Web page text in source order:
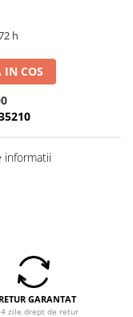
h
IN COS
RETUR GARANTAT
zile drept de retur